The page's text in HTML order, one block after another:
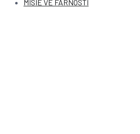
MISIE VE FARNOSTI